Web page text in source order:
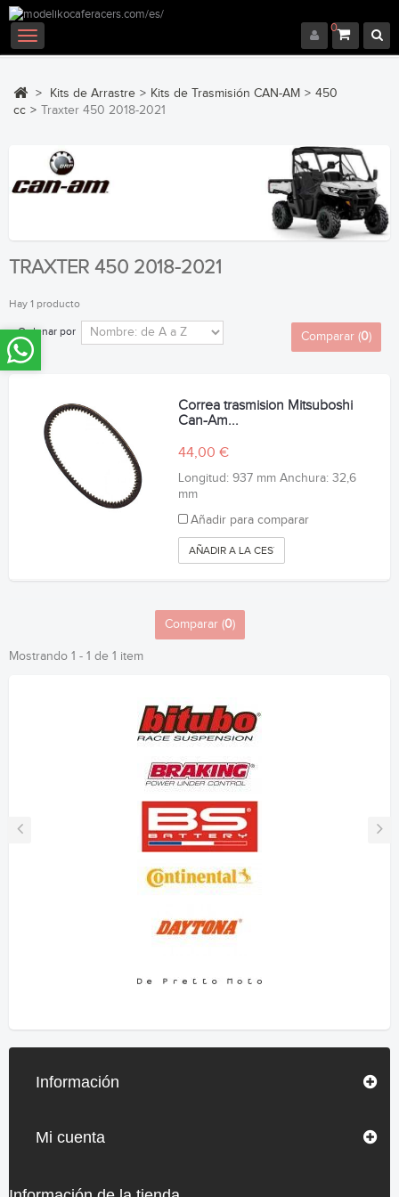
0
Navegación
Toggle
> Kits de Arrastre > Kits de Trasmisión CAN-AM > 450
cc > Traxter 450 2018-2021
TRAXTER 450 2018-2021
Hay 1 producto
Ordenar por Comparar (0)
Correa trasmision Mitsuboshi
Can-Am...
44,00 €
Longitud: 937 mm Anchura: 32,6
mm
Añadir para comparar
AÑADIR A LA CESTA
Comparar (0)
Mostrando 1 - 1 de 1 item
Información
Mi cuenta